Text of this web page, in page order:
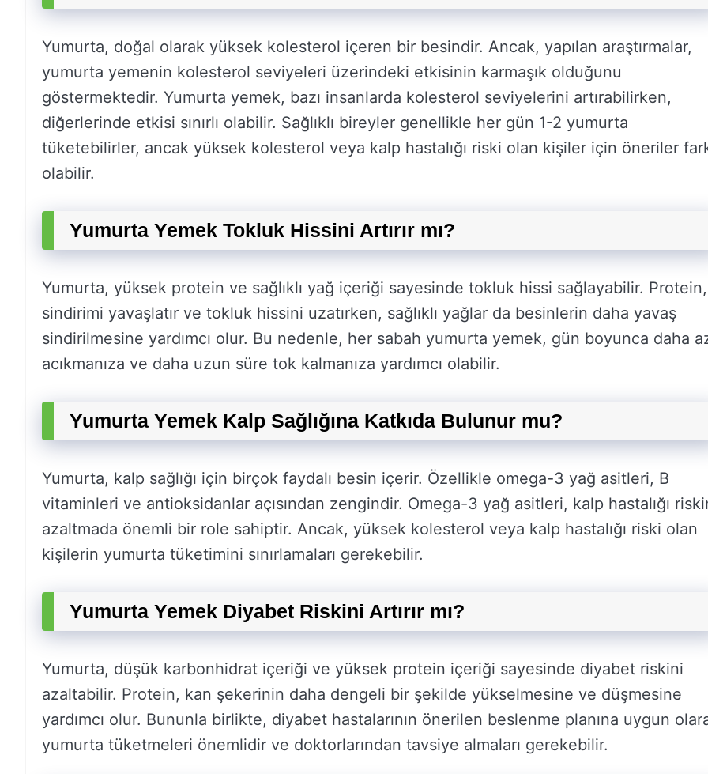
Yumurta, doğal olarak yüksek kolesterol içeren bir besindir. Ancak, yapılan araştırmalar,
yumurta yemenin kolesterol seviyeleri üzerindeki etkisinin karmaşık olduğunu
göstermektedir. Yumurta yemek, bazı insanlarda kolesterol seviyelerini artırabilirken,
diğerlerinde etkisi sınırlı olabilir. Sağlıklı bireyler genellikle her gün 1-2 yumurta
tüketebilirler, ancak yüksek kolesterol veya kalp hastalığı riski olan kişiler için öneriler
olabilir.
Yumurta Yemek Tokluk Hissini Artırır mı?
Yumurta, yüksek protein ve sağlıklı yağ içeriği sayesinde tokluk hissi sağlayabilir. Protein,
sindirimi yavaşlatır ve tokluk hissini uzatırken, sağlıklı yağlar da besinlerin daha yavaş
sindirilmesine yardımcı olur. Bu nedenle, her sabah yumurta yemek, gün boyunca daha
acıkmanıza ve daha uzun süre tok kalmanıza yardımcı olabilir.
Yumurta Yemek Kalp Sağlığına Katkıda Bulunur mu?
Yumurta, kalp sağlığı için birçok faydalı besin içerir. Özellikle omega-3 yağ asitleri, B
vitaminleri ve antioksidanlar açısından zengindir. Omega-3 yağ asitleri, kalp hastalığı
azaltmada önemli bir role sahiptir. Ancak, yüksek kolesterol veya kalp hastalığı riski olan
kişilerin yumurta tüketimini sınırlamaları gerekebilir.
Yumurta Yemek Diyabet Riskini Artırır mı?
Yumurta, düşük karbonhidrat içeriği ve yüksek protein içeriği sayesinde diyabet riskini
azaltabilir. Protein, kan şekerinin daha dengeli bir şekilde yükselmesine ve düşmesine
yardımcı olur. Bununla birlikte, diyabet hastalarının önerilen beslenme planına uygun
yumurta tüketmeleri önemlidir ve doktorlarından tavsiye almaları gerekebilir.